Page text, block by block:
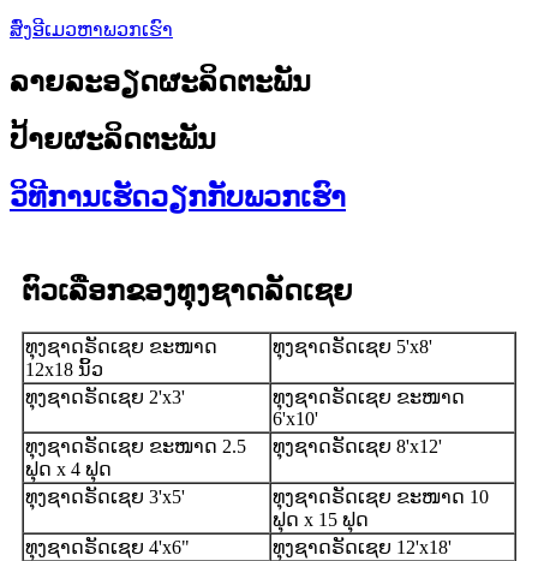
ສົ່ງອີເມວຫາພວກເຮົາ
ລາຍລະອຽດຜະລິດຕະພັນ
ປ້າຍຜະລິດຕະພັນ
ວິທີການເຮັດວຽກກັບພວກເຮົາ
ຕົວເລືອກຂອງທຸງຊາດລັດເຊຍ
ທຸງຊາດຣັດເຊຍ ຂະໜາດ
12x18 ນິ້ວ
ທຸງຊາດຣັດເຊຍ 5'x8'
ທຸງຊາດຣັດເຊຍ 2'x3'
ທຸງຊາດຣັດເຊຍ ຂະໜາດ
6'x10'
ທຸງຊາດຣັດເຊຍ ຂະໜາດ 2.5
ຟຸດ x 4 ຟຸດ
ທຸງຊາດຣັດເຊຍ 8'x12'
ທຸງຊາດຣັດເຊຍ 3'x5'
ທຸງຊາດຣັດເຊຍ ຂະໜາດ 10
ຟຸດ x 15 ຟຸດ
ທຸງຊາດຣັດເຊຍ 4'x6"
ທຸງຊາດຣັດເຊຍ 12'x18'